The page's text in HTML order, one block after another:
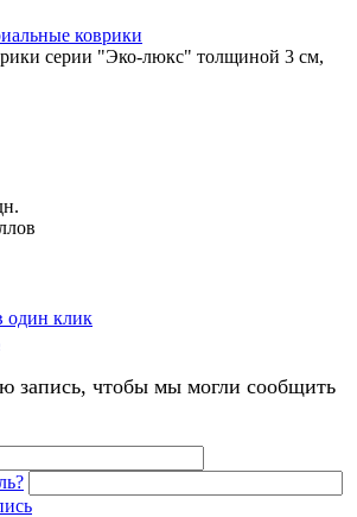
коврики
серии "Эко-люкс" толщиной 3 см,
один клик
запись, чтобы мы могли сообщить